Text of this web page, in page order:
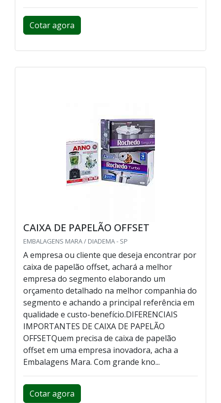
Cotar agora
CAIXA DE PAPELÃO OFFSET
EMBALAGENS MARA / DIADEMA - SP
A empresa ou cliente que deseja encontrar por
caixa de papelão offset, achará a melhor
empresa do segmento elaborando um
orçamento detalhado na melhor companhia do
segmento e achando a principal referência em
qualidade e custo-benefício.DIFERENCIAIS
IMPORTANTES DE CAIXA DE PAPELÃO
OFFSETQuem precisa de caixa de papelão
offset em uma empresa inovadora, acha a
Embalagens Mara. Com grande kno...
Cotar agora